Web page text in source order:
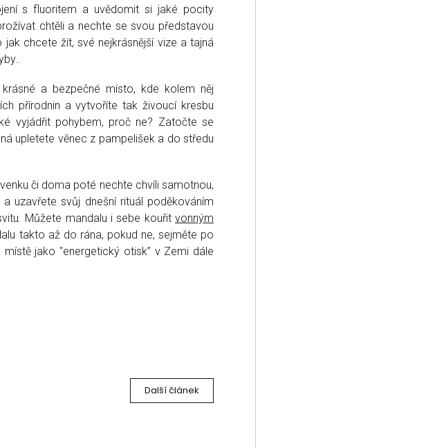
s fluoritem a uvědomit si jaké pocity
chtěli a nechte se svou představou
chcete žít, své nejkrásnější vize a tajná
a bezpečné místo, kde kolem něj
přírodnin a vytvoříte tak živoucí kresbu
vyjádřit pohybem, proč ne? Zatočte se
upletete věnec z pampelišek a do středu
či doma poté nechte chvíli samotnou,
uzavřete svůj dnešní rituál poděkováním
Můžete mandalu i sebe kouřit vonným
takto až do rána, pokud ne, sejměte po
jako "energetický otisk” v Zemi dále
Další článek